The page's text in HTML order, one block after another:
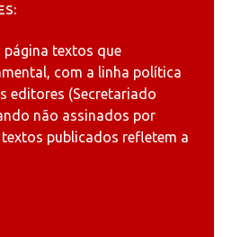
página textos que
com a linha política
editores (Secretariado
não assinados por
publicados refletem a